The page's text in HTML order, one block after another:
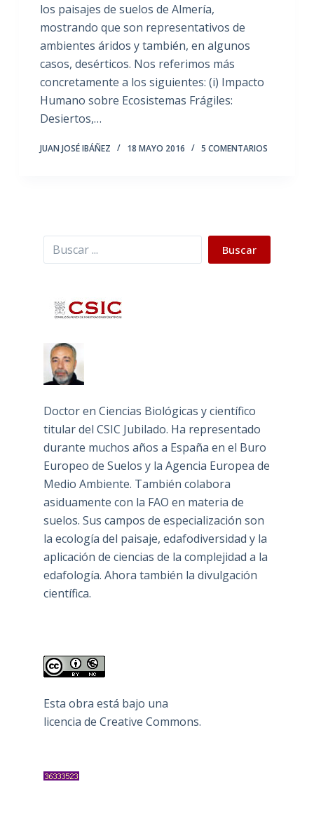
los paisajes de suelos de Almería,
mostrando que son representativos de
ambientes áridos y también, en algunos
casos, desérticos. Nos referimos más
concretamente a los siguientes: (i) Impacto
Humano sobre Ecosistemas Frágiles:
Desiertos,…
JUAN JOSÉ IBÁÑEZ 18 MAYO 2016 5 COMENTARIOS
Buscar Buscar
Doctor en Ciencias Biológicas y científico
titular del CSIC Jubilado. Ha representado
durante muchos años a España en el Buro
Europeo de Suelos y la Agencia Europea de
Medio Ambiente. También colabora
asiduamente con la FAO en materia de
suelos. Sus campos de especialización son
la ecología del paisaje, edafodiversidad y la
aplicación de ciencias de la complejidad a la
edafología. Ahora también la divulgación
científica.
Esta obra está bajo una
licencia de Creative Commons.